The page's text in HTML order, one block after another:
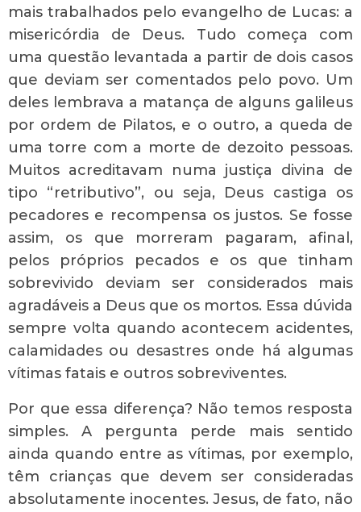
mais trabalhados pelo evangelho de Lucas: a
misericórdia de Deus. Tudo começa com
uma questão levantada a partir de dois casos
que deviam ser comentados pelo povo. Um
deles lembrava a matança de alguns galileus
por ordem de Pilatos, e o outro, a queda de
uma torre com a morte de dezoito pessoas.
Muitos acreditavam numa justiça divina de
tipo “retributivo”, ou seja, Deus castiga os
pecadores e recompensa os justos. Se fosse
assim, os que morreram pagaram, afinal,
pelos próprios pecados e os que tinham
sobrevivido deviam ser considerados mais
agradáveis a Deus que os mortos. Essa dúvida
sempre volta quando acontecem acidentes,
calamidades ou desastres onde há algumas
vítimas fatais e outros sobreviventes.
Por que essa diferença? Não temos resposta
simples. A pergunta perde mais sentido
ainda quando entre as vítimas, por exemplo,
têm crianças que devem ser consideradas
absolutamente inocentes. Jesus, de fato, não